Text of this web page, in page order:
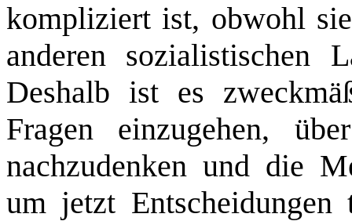
kompliziert ist, obwohl
anderen sozialistischen
Deshalb ist es
Fragen einzugehen,
nachzudenken und die
um jetzt